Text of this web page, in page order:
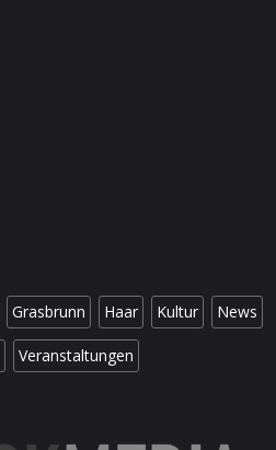
Grasbrunn Haar Kultur News
Veranstaltungen